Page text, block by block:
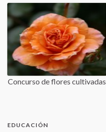
Concurso de flores cultivadas
EDUCACIÓN